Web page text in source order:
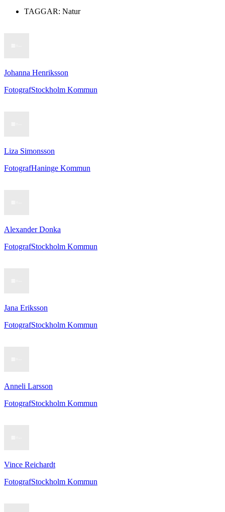
TAGGAR: Natur
Johanna Henriksson
FotografStockholm Kommun
Liza Simonsson
FotografHaninge Kommun
Alexander Donka
FotografStockholm Kommun
Jana Eriksson
FotografStockholm Kommun
Anneli Larsson
FotografStockholm Kommun
Vince Reichardt
FotografStockholm Kommun